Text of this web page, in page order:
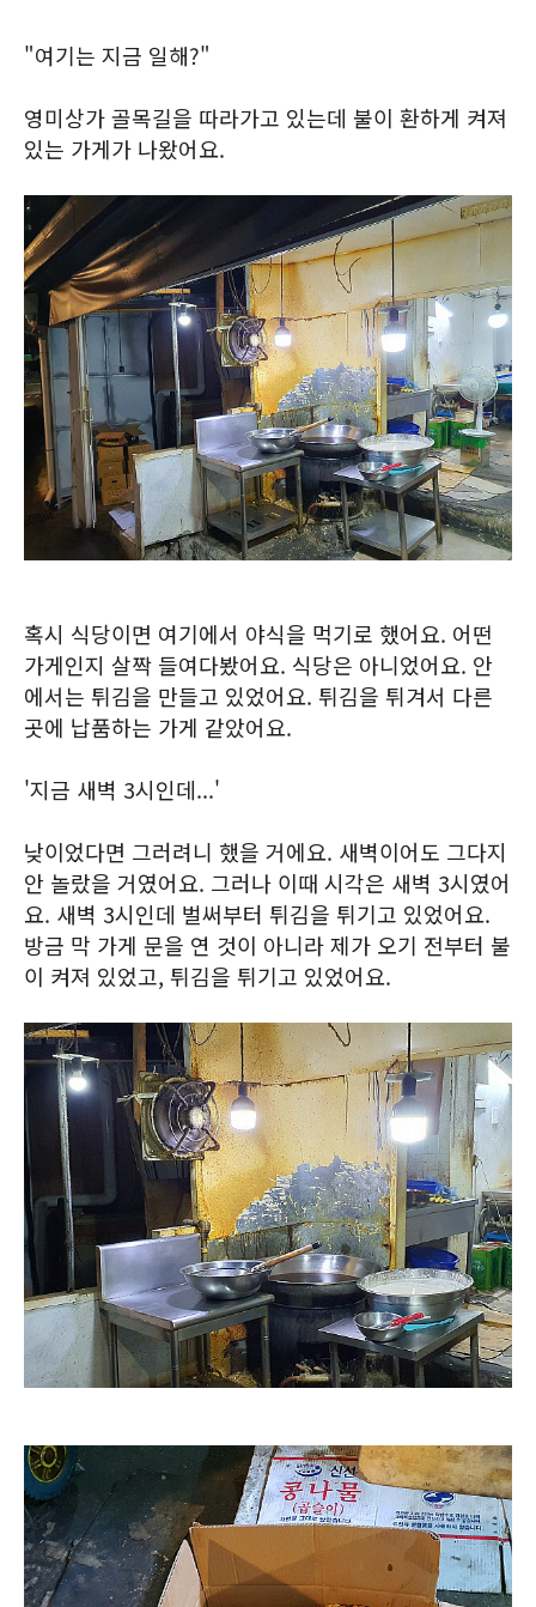
"여기는 지금 일해?"
영미상가 골목길을 따라가고 있는데 불이 환하게 켜져
있는 가게가 나왔어요.
혹시 식당이면 여기에서 야식을 먹기로 했어요. 어떤
가게인지 살짝 들여다봤어요. 식당은 아니었어요. 안
에서는 튀김을 만들고 있었어요. 튀김을 튀겨서 다른
곳에 납품하는 가게 같았어요.
'지금 새벽 3시인데...'
낮이었다면 그러려니 했을 거에요. 새벽이어도 그다지
안 놀랐을 거였어요. 그러나 이때 시각은 새벽 3시였어
요. 새벽 3시인데 벌써부터 튀김을 튀기고 있었어요.
방금 막 가게 문을 연 것이 아니라 제가 오기 전부터 불
이 켜져 있었고, 튀김을 튀기고 있었어요.